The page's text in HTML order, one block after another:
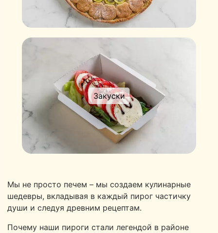
Закуски
Мы не просто печем – мы создаем кулинарные
шедевры, вкладывая в каждый пирог частичку
души и следуя древним рецептам.
Почему наши пироги стали легендой в районе